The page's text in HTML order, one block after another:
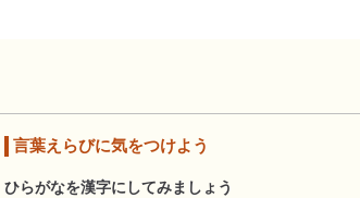
言葉えらびに気をつけよう
ひらがなを漢字にしてみましょう